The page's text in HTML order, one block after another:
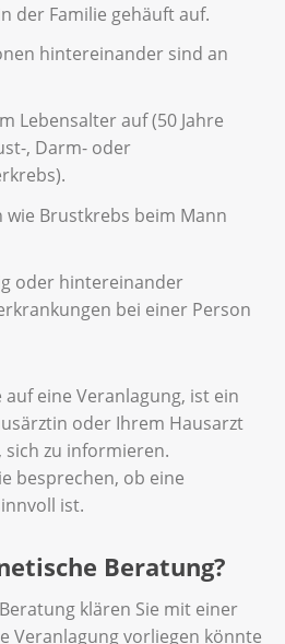
der Familie gehäuft auf.
hintereinander sind an
Lebensalter auf (50 Jahre
, Darm- oder
wie Brustkrebs beim Mann
oder hintereinander
bei einer Person
eine Veranlagung, ist ein
oder Ihrem Hausarzt
sich zu informieren.
besprechen, ob eine
ist.
Beratung?
klären Sie mit einer
Veranlagung vorliegen könnte